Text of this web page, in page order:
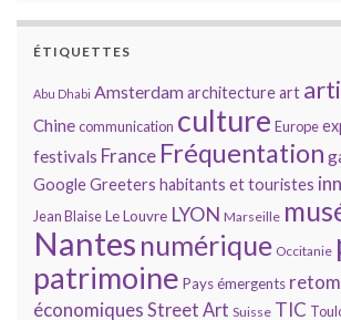
ÉTIQUETTES
Abu Dhabi Amsterdamarchitectureart
Chinecommunication culture Europe
festivals France Fréquentation
GoogleGreeters habitants et touristes
Jean BlaiseLe Louvre LYON Marseille
Nantes numérique Occitanie
patrimoine Pays émergents
économiques Street Art Suisse TIC